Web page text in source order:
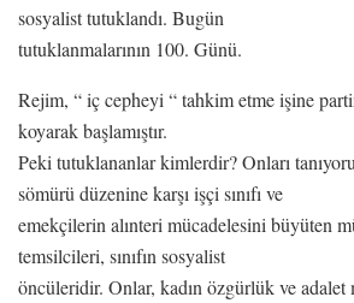
sosyalist tutuklandı. Bugün
tutuklanmalarının 100. Günü.
Rejim, “ iç cepheyi “ tahkim etme işine
koyarak başlamıştır.
Peki tutuklananlar kimlerdir? Onları
sömürü düzenine karşı işçi sınıfı ve
emekçilerin alınteri mücadelesini büyüten
temsilcileri, sınıfın sosyalist
öncüleridir. Onlar, kadın özgürlük ve adalet